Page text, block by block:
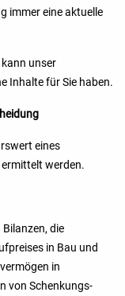
immer eine aktuelle
unser
Inhalte für Sie haben.
eines
werden.
die
in Bau und
in
von Schenkungs-